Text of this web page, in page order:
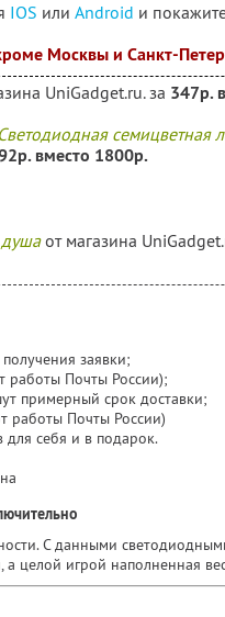
IOS или Android и
Москвы и Санкт-
UniGadget.ru. за 347р.
Светодиодная семицветная
вместо 1800р.
от магазина
заявки;
работы Почты России);
примерный срок доставки;
работы Почты России)
себя и в подарок.
С данными
целой игрой наполненная